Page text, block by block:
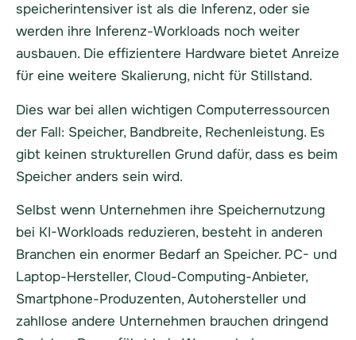
speicherintensiver ist als die Inferenz, oder sie
werden ihre Inferenz-Workloads noch weiter
ausbauen. Die effizientere Hardware bietet Anreize
für eine weitere Skalierung, nicht für Stillstand.
Dies war bei allen wichtigen Computerressourcen
der Fall: Speicher, Bandbreite, Rechenleistung. Es
gibt keinen strukturellen Grund dafür, dass es beim
Speicher anders sein wird.
Selbst wenn Unternehmen ihre Speichernutzung
bei KI-Workloads reduzieren, besteht in anderen
Branchen ein enormer Bedarf an Speicher. PC- und
Laptop-Hersteller, Cloud-Computing-Anbieter,
Smartphone-Produzenten, Autohersteller und
zahllose andere Unternehmen brauchen dringend